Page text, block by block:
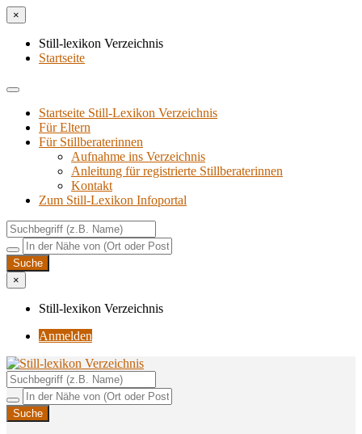
×
Still-lexikon Verzeichnis
Startseite
Startseite Still-Lexikon Verzeichnis
Für Eltern
Für Stillberaterinnen
Aufnahme ins Verzeichnis
Anlei­tung für regis­trier­te Stillberaterinnen
Kon­takt
Zum Still-Lexikon Infoportal
×
Still-lexikon Verzeichnis
Anmelden
Still-lexikon Verzeichnis
Unterstützungsangebote rund ums Stillen